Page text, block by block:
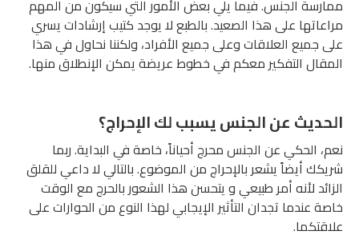
ممارسة الجنس. فيما يلي بعض الأمور التي سيكون من المهم
مراعاتها على هذا الصعيد. بالطبع لا يوجد كتيب إرشادات يسري
على جميع العلاقات وعلى جميع الأفراد، ولكننا نحاول في هذا
المقال التفكير معكم في خطوط عريضة يمكن الإنطلاق منها.
الحديث عن الجنس يسبب لك الإحراج؟
نعم، الحكي عن الجنس محرج أحياناً، خاصة في البداية. ربما
شريكك أيضاً يشعر بالإحراج من الموضوع. بالتالي لا داعي للقلق
الزائد لأنه أمر طبيعي و يتحسن هذا الشعور بالحرج مع الوقت
خاصة عندما تجدان التأثير الإيجابي لهذا النوع من الحوارات على
علاقتكما.